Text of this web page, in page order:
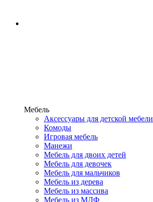
Мебель
Аксессуары для детской мебели
Комоды
Игровая мебель
Манежи
Мебель для двоих детей
Мебель для девочек
Мебель для мальчиков
Мебель из дерева
Мебель из массива
Мебель из МДФ